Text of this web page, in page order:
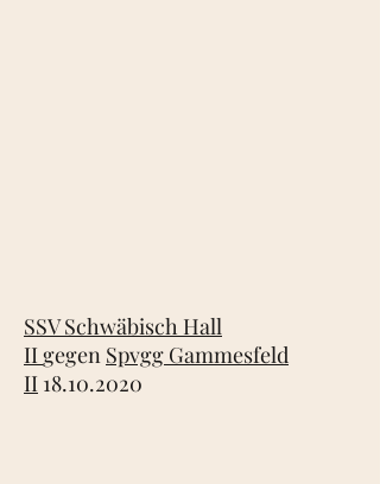
SSV Schwäbisch Hall
IIgegen Spvgg Gammesfeld
II 18.10.2020